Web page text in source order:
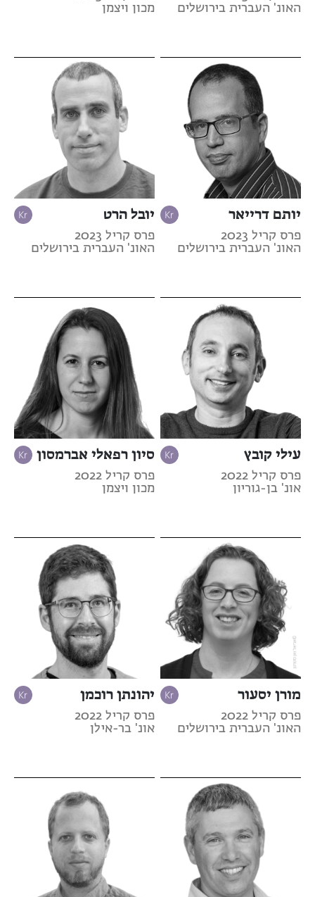
האונ' העברית בירושלים
מכון ויצמן
יותם דרייאר
פרס קריל 2023
האונ' העברית בירושלים
יובל הרט
פרס קריל 2023
האונ' העברית בירושלים
עילי קובץ
פרס קריל 2022
אונ' בן-גוריון
סיון רפאלי אברמסון
פרס קריל 2022
מכון ויצמן
מורן יסעור
פרס קריל 2022
האונ' העברית בירושלים
יהונתן רוכמן
פרס קריל 2022
אונ' בר-אילן